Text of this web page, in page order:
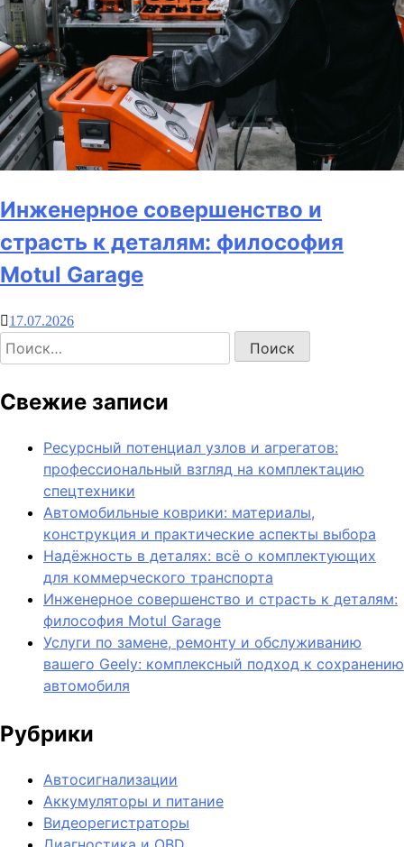
Инженерное совершенство и
страсть к деталям: философия
Motul Garage
17.07.2026
Свежие записи
Ресурсный потенциал узлов и агрегатов:
профессиональный взгляд на комплектацию
спецтехники
Автомобильные коврики: материалы,
конструкция и практические аспекты выбора
Надёжность в деталях: всё о комплектующих
для коммерческого транспорта
Инженерное совершенство и страсть к деталям:
философия Motul Garage
Услуги по замене, ремонту и обслуживанию
вашего Geely: комплексный подход к сохранению
автомобиля
Рубрики
Автосигнализации
Аккумуляторы и питание
Видеорегистраторы